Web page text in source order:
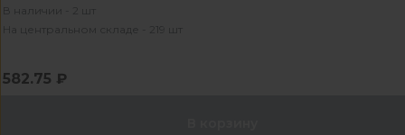
В наличии - 2 шт
На центральном складе - 219 шт
582.75 ₽